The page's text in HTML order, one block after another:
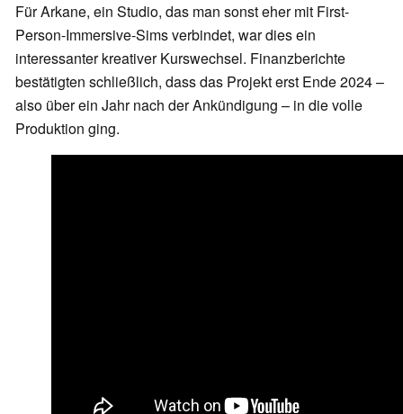
Für Arkane, ein Studio, das man sonst eher mit First-
Person-Immersive-Sims verbindet, war dies ein
interessanter kreativer Kurswechsel. Finanzberichte
bestätigten schließlich, dass das Projekt erst Ende 2024 –
also über ein Jahr nach der Ankündigung – in die volle
Produktion ging.